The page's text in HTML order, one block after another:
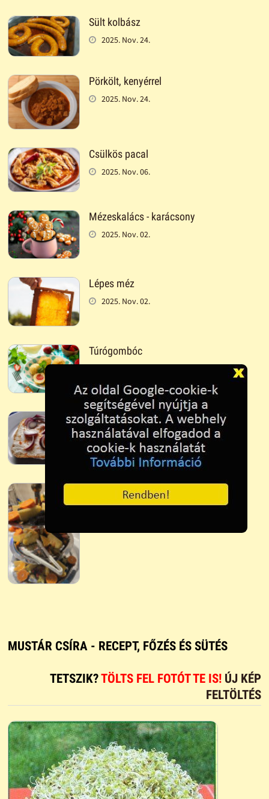
Sült kolbász
2025. Nov. 24.
Pörkölt, kenyérrel
2025. Nov. 24.
Csülkös pacal
2025. Nov. 06.
Mézeskalács - karácsony
2025. Nov. 02.
Lépes méz
2025. Nov. 02.
Túrógombóc
Zsíroskenyér: kovászos kenyér,
kacsazsír, paradicsom, lilahagyma
2025. Jan. 19.
Gyümölcstál
2025. Jan. 18.
MUSTÁR CSÍRA - RECEPT, FŐZÉS ÉS SÜTÉS
TETSZIK?TÖLTS FEL FOTÓT TE IS! ÚJ KÉP
FELTÖLTÉS